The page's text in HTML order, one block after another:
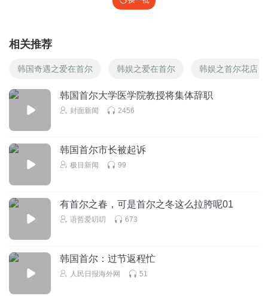
相关推荐
韩国奇遇之爱在首尔 韩娱之爱在首尔 韩娱之首尔花店
韩国首尔大学医学院教授将集体辞职
封面新闻 2456
韩国首尔市长被起诉
极目新闻 99
有首尔之春，可是首尔之冬这么拉胯呢01
语哲爱叨叨 673
韩国首尔：过节返程忙
人民日报海外网 51